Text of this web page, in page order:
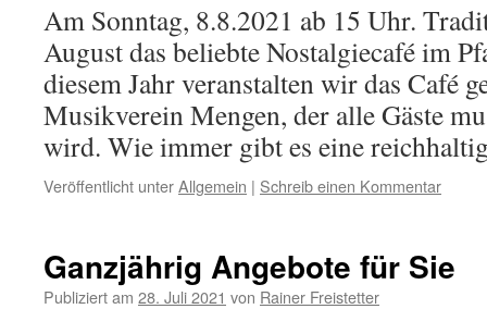
Am Sonntag, 8.8.2021 ab 15 Uhr.
August das beliebte Nostalgiecafé im
diesem Jahr veranstalten wir das Café
Musikverein Mengen, der alle Gäste
wird. Wie immer gibt es eine
Veröffentlicht unterAllgemein | Schreib einen Kommentar
Ganzjährig Angebote für Sie
Publiziert am 28. Juli 2021 von Rainer Freistetter